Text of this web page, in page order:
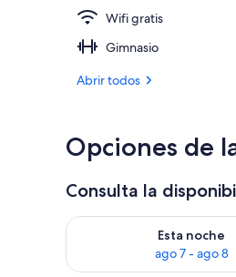
Wifi gratis
Gimnasio
Abrir todos
Opciones de
Consulta la
Esta noche
ago 7 - ago 8
Consulta la